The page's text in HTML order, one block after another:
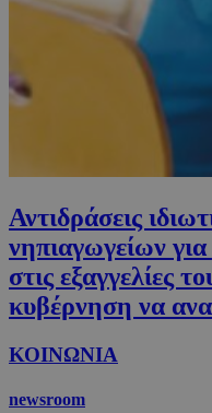
Αντιδράσεις
νηπιαγωγείων
στις εξαγγελίες
κυβέρνηση να
ΚΟΙΝΩΝΙΑ
newsroom